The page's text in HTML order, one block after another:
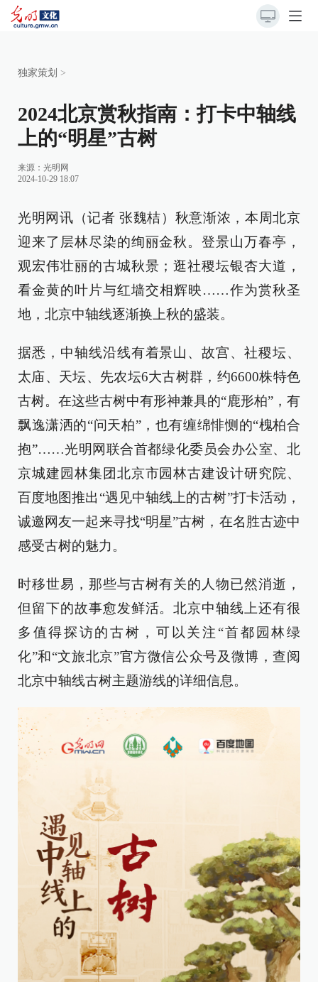
独家策划 >
2024北京赏秋指南：打卡中轴线
上的“明星”古树
来源： 光明网
2024-10-29 18:07
光明网讯（记者 张魏桔）秋意渐浓，本周北京
迎来了层林尽染的绚丽金秋。登景山万春亭，
观宏伟壮丽的古城秋景；逛社稷坛银杏大道，
看金黄的叶片与红墙交相辉映……作为赏秋圣
地，北京中轴线逐渐换上秋的盛装。
据悉，中轴线沿线有着景山、故宫、社稷坛、
太庙、天坛、先农坛6大古树群，约6600株特色
古树。在这些古树中有形神兼具的“鹿形柏”，有
飘逸潇洒的“问天柏”，也有缠绵悱恻的“槐柏合
抱”……光明网联合首都绿化委员会办公室、北
京城建园林集团北京市园林古建设计研究院、
百度地图推出“遇见中轴线上的古树”打卡活动，
诚邀网友一起来寻找“明星”古树，在名胜古迹中
感受古树的魅力。
时移世易，那些与古树有关的人物已然消逝，
但留下的故事愈发鲜活。北京中轴线上还有很
多值得探访的古树，可以关注“首都园林绿
化”和“文旅北京”官方微信公众号及微博，查阅
北京中轴线古树主题游线的详细信息。